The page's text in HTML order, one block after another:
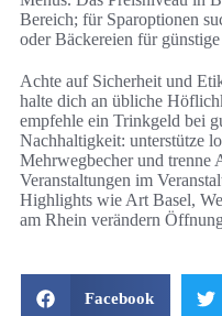
Bereich; für Sparoptionen
oder Bäckereien für günstige
Achte auf Sicherheit und
halte dich an übliche
empfehle ein Trinkgeld bei
Nachhaltigkeit: unterstütze
Mehrwegbecher und trenne
Veranstaltungen im
Highlights wie Art Basel,
am Rhein verändern
Facebook